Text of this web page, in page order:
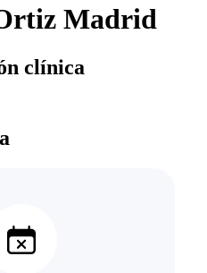
Madrid
clínica